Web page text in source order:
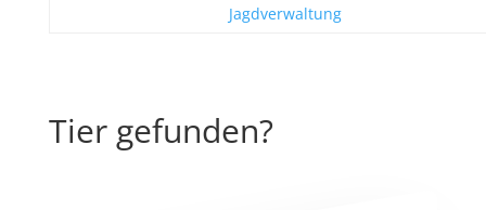
Jagdverwaltung
Tier gefunden?